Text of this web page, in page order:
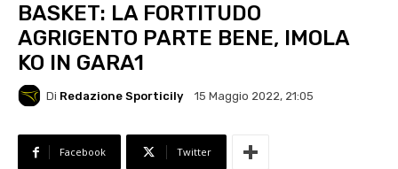
BASKET: LA FORTITUDO
AGRIGENTO PARTE BENE, IMOLA
KO IN GARA1
Di Redazione Sporticily 15 Maggio 2022, 21:05
Facebook Twitter